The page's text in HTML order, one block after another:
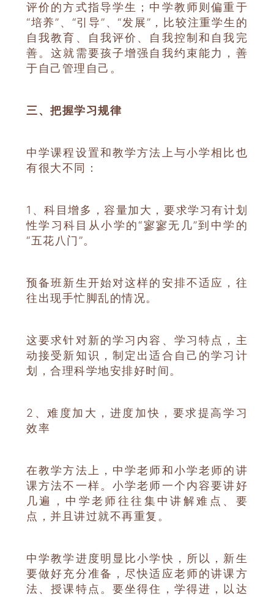
评价的方式指导学生；中学教师则偏重于
“培养”、“引导”、“发展”，比较注重学生的
自我教育、自我评价、自我控制和自我完
善。这就需要孩子增强自我约束能力，善
于自己管理自己。
三、把握学习规律
中学课程设置和教学方法上与小学相比也
有很大不同：
1、科目增多，容量加大，要求学习有计划
性学习科目从小学的“寥寥无几”到中学的
“五花八门”。
预备班新生开始对这样的安排不适应，往
往出现手忙脚乱的情况。
这要求针对新的学习内容、学习特点，主
动接受新知识，制定出适合自己的学习计
划，合理科学地安排好时间。
2、难度加大，进度加快，要求提高学习
效率
在教学方法上，中学老师和小学老师的讲
课方法不一样。小学老师一个内容要讲好
几遍，中学老师往往集中讲解难点、要
点，并且讲过就不再重复。
中学教学进度明显比小学快，所以，新生
要做好充分准备，尽快适应老师的讲课方
法、授课特点。要坐得住，学得进，以达